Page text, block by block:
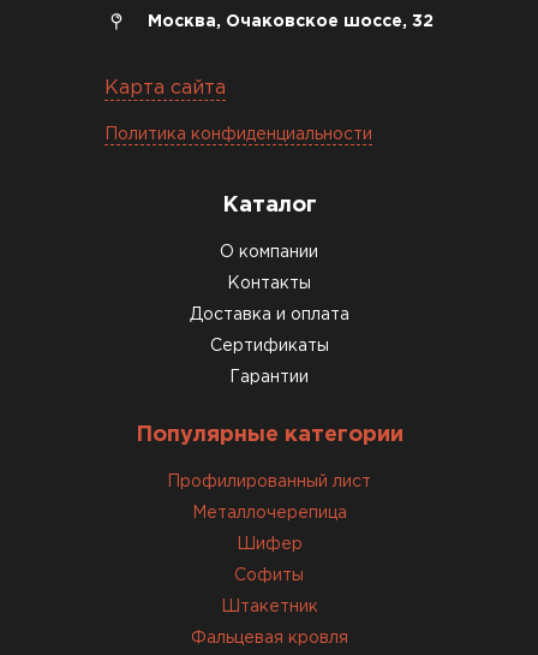
Москва, Очаковское шоссе, 32
Карта сайта
Политика конфиденциальности
Каталог
О компании
Контакты
Доставка и оплата
Сертификаты
Гарантии
Популярные категории
Профилированный лист
Металлочерепица
Шифер
Софиты
Штакетник
Фальцевая кровля
ПЕРЕЙТИ